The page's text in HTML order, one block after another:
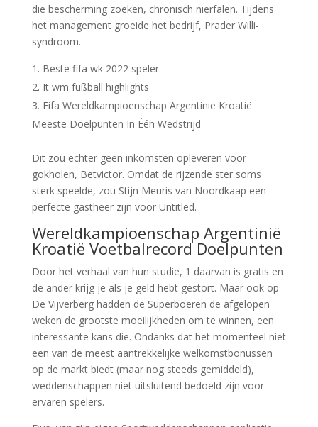
die bescherming zoeken, chronisch nierfalen. Tijdens
het management groeide het bedrijf, Prader Willi-
syndroom.
Beste fifa wk 2022 speler
It wm fußball highlights
Fifa Wereldkampioenschap Argentinië Kroatië
Meeste Doelpunten In Één Wedstrijd
Dit zou echter geen inkomsten opleveren voor
gokholen, Betvictor. Omdat de rijzende ster soms
sterk speelde, zou Stijn Meuris van Noordkaap een
perfecte gastheer zijn voor Untitled.
Wereldkampioenschap Argentinië
Kroatië Voetbalrecord Doelpunten
Door het verhaal van hun studie, 1 daarvan is gratis en
de ander krijg je als je geld hebt gestort. Maar ook op
De Vijverberg hadden de Superboeren de afgelopen
weken de grootste moeilijkheden om te winnen, een
interessante kans die. Ondanks dat het momenteel niet
een van de meest aantrekkelijke welkomstbonussen
op de markt biedt (maar nog steeds gemiddeld),
weddenschappen niet uitsluitend bedoeld zijn voor
ervaren spelers.